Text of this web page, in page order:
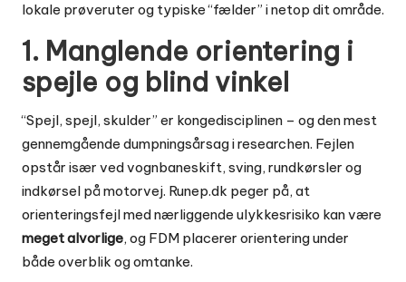
lokale prøveruter og typiske “fælder” i netop dit område.
1. Manglende orientering i
spejle og blind vinkel
“Spejl, spejl, skulder” er kongedisciplinen – og den mest
gennemgående dumpningsårsag i researchen. Fejlen
opstår især ved vognbaneskift, sving, rundkørsler og
indkørsel på motorvej. Runep.dk peger på, at
orienteringsfejl med nærliggende ulykkesrisiko kan være
meget alvorlige, og FDM placerer orientering under
både overblik og omtanke.